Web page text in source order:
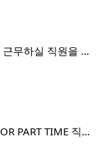
EGP(East Green Purchasing) Corp. 에서 근무하실 직원을 아래와 같이 모집합니다.
LYNNWOOD 지역 CPA 에서 FULL TIME OR PART TIME 직원을 찾습니다